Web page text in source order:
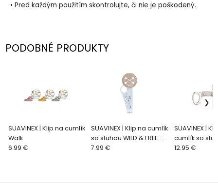
• Pred každým použitím skontrolujte, či nie je poškodený.
PODOBNÉ PRODUKTY
SUAVINEX | Klip na cumlík
Walk
6.99 €
SUAVINEX | Klip na cumlík
so stuhou WILD & FREE -
modrý
7.99 €
SUAVINEX |
cumlík so
- ružový
12.95 €